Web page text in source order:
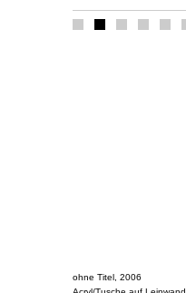
ohne Titel, 2006